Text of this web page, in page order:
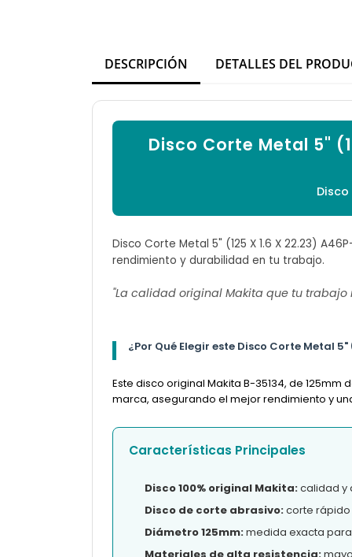
DESCRIPCIÓN DETALLES DEL
Disco Corte Metal 5"
Disco Corte Metal 5" (125 X 1.6 X 22.23)
rendimiento y durabilidad en tu trabajo.
"La calidad original Makita que tu trabajo
¿Por Qué Elegir este Disco Corte Metal 5"
Este disco original Makita B-35134, de
marca, asegurando el mejor rendimiento y
Características Principales
Disco 100% original Makita:calidad y
Disco de corte abrasivo:corte rápido
Diámetro 125mm:medida exacta